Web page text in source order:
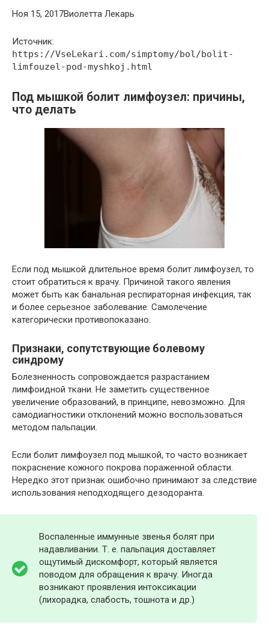
Ноя 15, 2017Виолетта Лекарь
Источник:
https://VseLekari.com/simptomy/bol/bolit-
limfouzel-pod-myshkoj.html
Под мышкой болит лимфоузел: причины,
что делать
Если под мышкой длительное время болит лимфоузел, то
стоит обратиться к врачу. Причиной такого явления
может быть как банальная респираторная инфекция, так
и более серьезное заболевание. Самолечение
категорически противопоказано.
Признаки, сопутствующие болевому
синдрому
Болезненность сопровождается разрастанием
лимфоидной ткани. Не заметить существенное
увеличение образований, в принципе, невозможно. Для
самодиагностики отклонений можно воспользоваться
методом пальпации.
Если болит лимфоузел под мышкой, то часто возникает
покраснение кожного покрова пораженной области.
Нередко этот признак ошибочно принимают за следствие
использования неподходящего дезодоранта.
Воспаленные иммунные звенья болят при
надавливании. Т. е. пальпация доставляет
ощутимый дискомфорт, который является
поводом для обращения к врачу. Иногда
возникают проявления интоксикации
(лихорадка, слабость, тошнота и др.)